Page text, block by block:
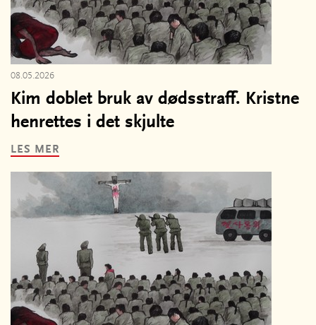
08.05.2026
Kim doblet bruk av dødsstraff. Kristne
henrettes i det skjulte
LES MER